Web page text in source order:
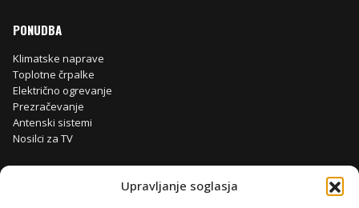
Upravljanje soglasja
PONUDBA
Klimatske naprave
Toplotne črpalke
Električno ogrevanje
Prezračevanje
Antenski sistemi
Nosilci za TV